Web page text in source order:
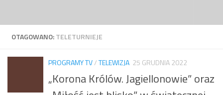
OTAGOWANO:TELETURNIEJE
PROGRAMY TV/TELEWIZJA 25 GRUDNIA 2022
„Korona Królów. Jagiellonowie” oraz